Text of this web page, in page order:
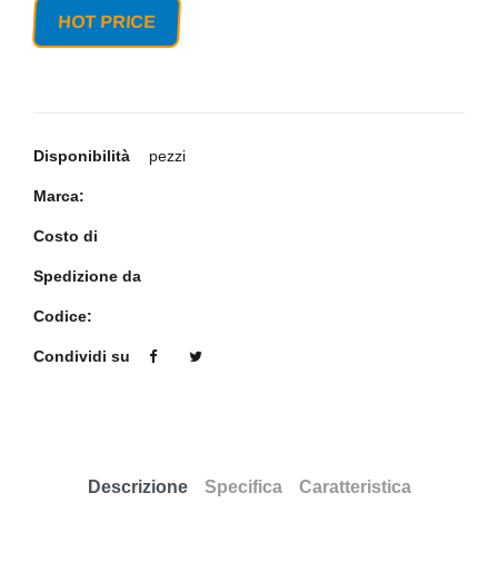
HOT PRICE
Disponibilità pezzi
Marca:
Costo di
Spedizione da
Codice:
Condividi su
Descrizione Specifica Caratteristica